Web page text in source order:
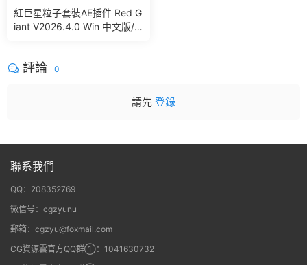
紅巨星粒子套裝AE插件 Red G
iant V2026.4.0 Win 中文版/
評論 0
請先 登錄
聯系我們
QQ：208352769
微信号：cgzyunu
郵箱：cgzyu@foxmail.com
CG資源雲官方QQ群①：1041630732